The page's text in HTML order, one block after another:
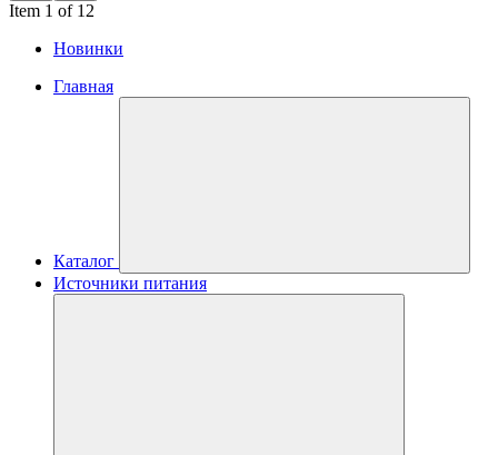
Item 1 of 12
Новинки
Главная
Каталог
Источники питания